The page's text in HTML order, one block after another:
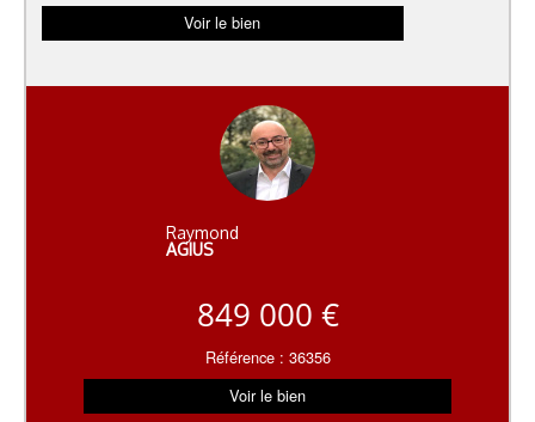
Voir le bien
Raymond
AGIUS
849 000 €
Référence : 36356
Voir le bien